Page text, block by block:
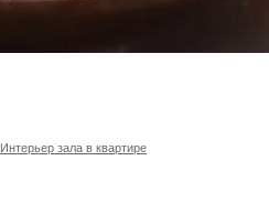
Интерьер зала в квартире